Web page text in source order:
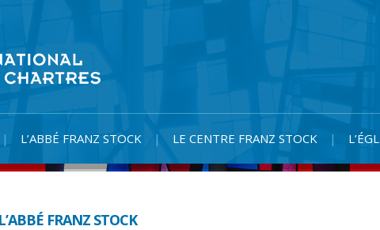
L’ABBÉ FRANZ STOCK LE CENTRE FRANZ STOCK
FRANZ STOCK